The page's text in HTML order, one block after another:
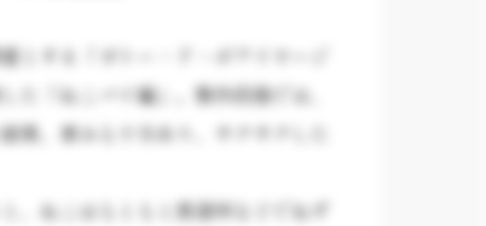
する「ガトー・ド・ボワイヤージ
「ねこパイ編」。製作段階では、
、厚みも十分あり、サクサクした
、ねこはもともと蒸溜所などでねず